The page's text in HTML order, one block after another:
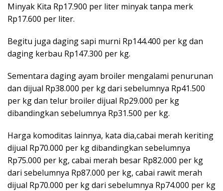
Minyak Kita Rp17.900 per liter minyak tanpa merk
Rp17.600 per liter.
Begitu juga daging sapi murni Rp144.400 per kg dan
daging kerbau Rp147.300 per kg.
Sementara daging ayam broiler mengalami penurunan
dan dijual Rp38.000 per kg dari sebelumnya Rp41.500
per kg dan telur broiler dijual Rp29.000 per kg
dibandingkan sebelumnya Rp31.500 per kg.
Harga komoditas lainnya, kata dia,cabai merah keriting
dijual Rp70.000 per kg dibandingkan sebelumnya
Rp75.000 per kg, cabai merah besar Rp82.000 per kg
dari sebelumnya Rp87.000 per kg, cabai rawit merah
dijual Rp70.000 per kg dari sebelumnya Rp74.000 per kg